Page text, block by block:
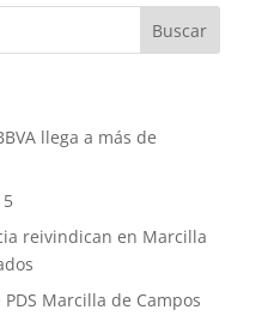
llega a más de
reivindican en Marcilla
Marcilla de Campos